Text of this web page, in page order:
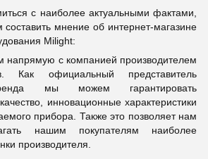
с наиболее актуальными фактами,
составить мнение об интернет-магазине
Milight:
напрямую с компанией производителем
Как официальный представитель
мы можем гарантировать
инновационные характеристики
прибора. Также это позволяет нам
нашим покупателям наиболее
производителя.